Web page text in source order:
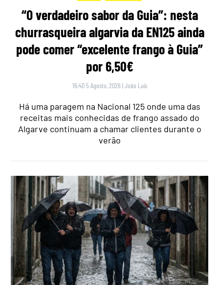
“O verdadeiro sabor da Guia”: nesta
churrasqueira algarvia da EN125 ainda
pode comer “excelente frango à Guia”
por 6,50€
16:40 5 Agosto, 2026 |João Luís
Há uma paragem na Nacional 125 onde uma das
receitas mais conhecidas de frango assado do
Algarve continuam a chamar clientes durante o
verão